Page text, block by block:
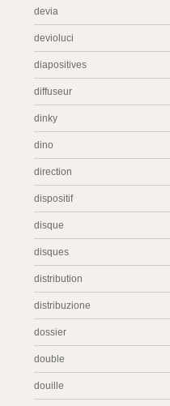
devia
devioluci
diapositives
diffuseur
dinky
dino
direction
dispositif
disque
disques
distribution
distribuzione
dossier
double
douille